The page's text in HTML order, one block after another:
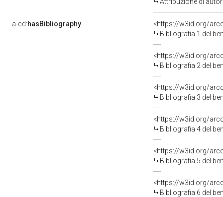
a-cd:hasBibliography
<https://w3id.org/
Bibliografia 1 del
<https://w3id.org/
Bibliografia 2 del
<https://w3id.org/
Bibliografia 3 del
<https://w3id.org/
Bibliografia 4 del
<https://w3id.org/
Bibliografia 5 del
<https://w3id.org/
Bibliografia 6 del